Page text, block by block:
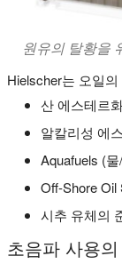
원유의 탈황을
Hielscher는 오일
산 에스테르
알칼리성 에
Aquafuels (
Off-Shore Oil
시추 유체의
초음파 사용